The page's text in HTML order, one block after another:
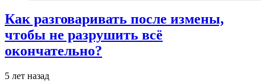
Как разговаривать после измены,
чтобы не разрушить всё
окончательно?
5 лет назад